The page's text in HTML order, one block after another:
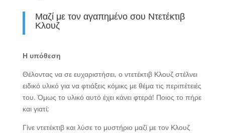
Μαζί με τον αγαπημένο σου Ντετέκτιβ
Κλουζ
Η υπόθεση
Θέλοντας να σε ευχαριστήσει, ο ντετέκτιβ Κλουζ στέλνει
ειδικό υλικό για να φτιάξεις κόμικς με θέμα τις περιπέτειές
του. Όμως το υλικό αυτό έχει κάνει φτερά! Ποιος το πήρε
και γιατί;
Γίνε ντετέκτιβ και λύσε το μυστήριο μαζί με τον Κλουζ